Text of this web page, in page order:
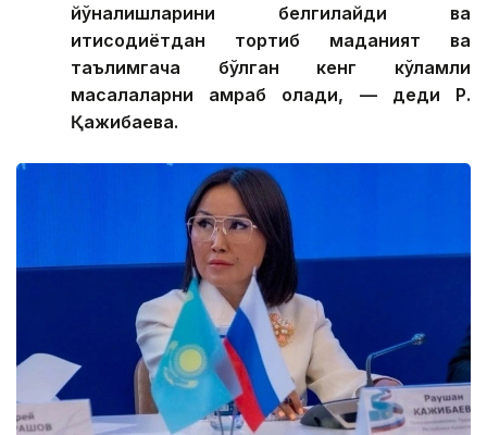
муносабатларнинг узоқ муддатли
йўналишларини белгилайди ва
иқтисодиётдан тортиб маданият ва
таълимгача бўлган кенг кўламли
масалаларни қамраб олади, — деди Р.